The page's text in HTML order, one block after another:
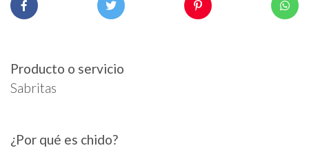
Producto o servicio
Sabritas
¿Por qué es chido?